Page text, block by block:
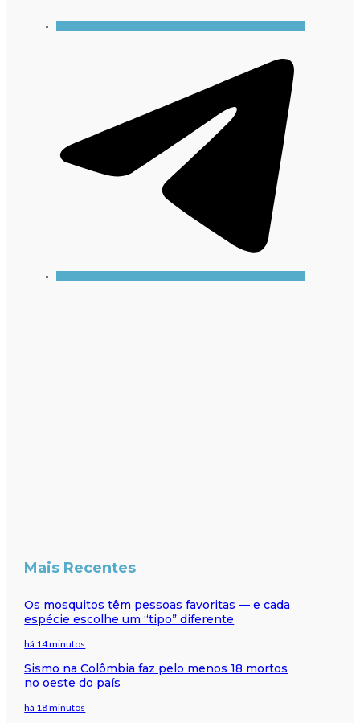
Mais Recentes
Os mosquitos têm pessoas favoritas — e cada
espécie escolhe um “tipo” diferente
há 14 minutos
Sismo na Colômbia faz pelo menos 18 mortos
no oeste do país
há 18 minutos